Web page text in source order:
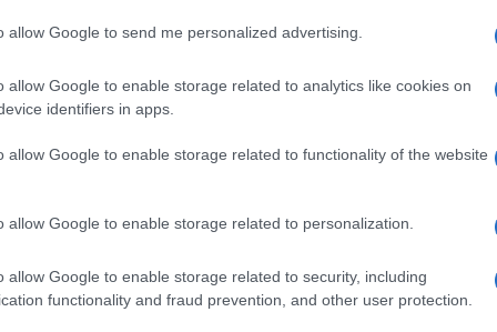
allow Google to send me personalized advertising.
allow Google to enable storage related to analytics like cookies on
identifiers in apps.
allow Google to enable storage related to functionality of the website
allow Google to enable storage related to personalization.
allow Google to enable storage related to security, including
functionality and fraud prevention, and other user protection.
online το νέο IS
την απολαυστική οδήγηση, το νέο Lexus IS αυξάνει τα
του Compact RWD Sports Sedan. Ευελιξία και
Εμπλέκονται στα 1/4 θανατηφόρα